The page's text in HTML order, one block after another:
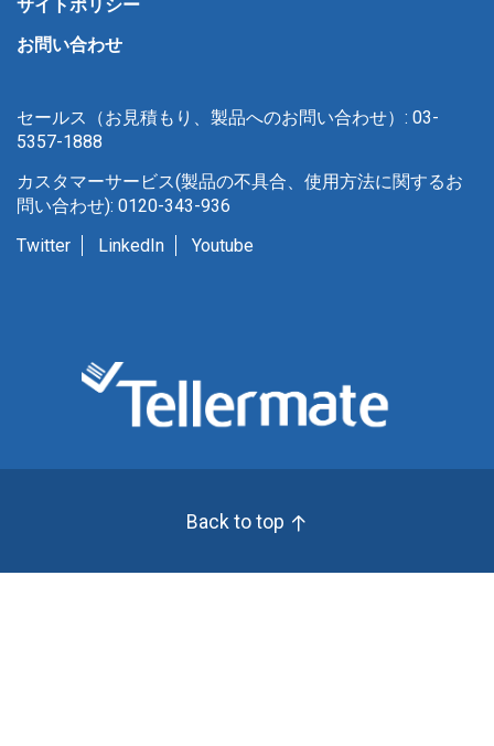
サイトポリシー
お問い合わせ
セールス（お見積もり、製品へのお問い合わせ）: 03-
5357-1888
カスタマーサービス(製品の不具合、使用方法に関するお
問い合わせ): 0120-343-936
Twitter
LinkedIn Youtube
Back to top